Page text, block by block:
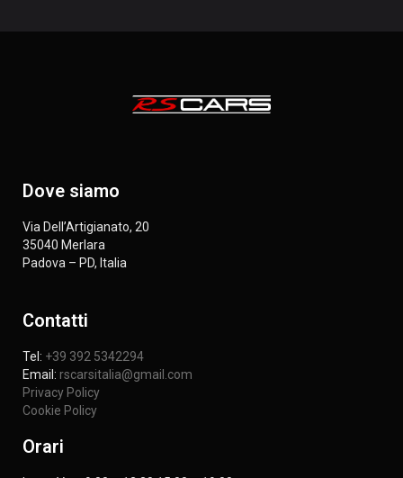
Dove siamo
Via Dell’Artigianato, 20
35040 Merlara
Padova – PD, Italia
Contatti
Tel: +39 392 5342294
Email: rscarsitalia@gmail.com
Privacy Policy
Cookie Policy
Orari